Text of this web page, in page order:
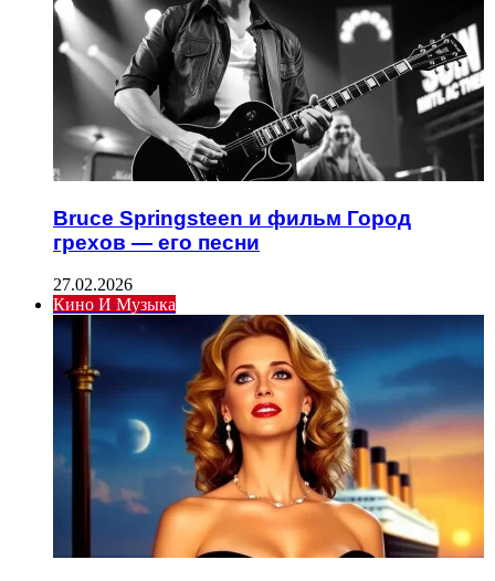
Bruce Springsteen и фильм Город
грехов — его песни
27.02.2026
Кино И Музыка